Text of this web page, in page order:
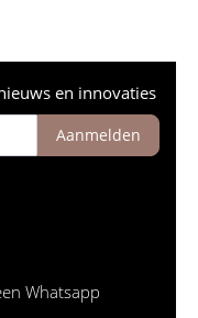
en innovaties
Aanmelden
Whatsapp